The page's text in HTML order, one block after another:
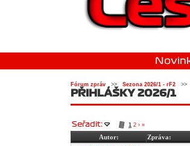
Fórum zpráv >> Sezona 2026/1 - rF2 >>
PŘIHLÁŠKY 2026/1
Seřadit: 1 2 › »
Autor:
Zpráva: